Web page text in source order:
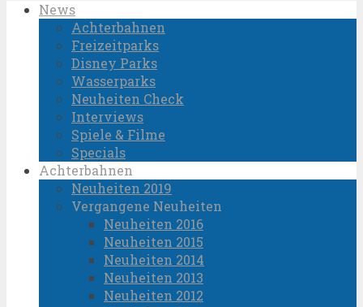
News
Achterbahnen
Freizeitparks
Disney Parks
Wasserparks
Neuheiten Check
Interviews
Spiele & Filme
Specials
Achterbahnen
Neuheiten 2019
Vergangene Neuheiten
Neuheiten 2016
Neuheiten 2015
Neuheiten 2014
Neuheiten 2013
Neuheiten 2012